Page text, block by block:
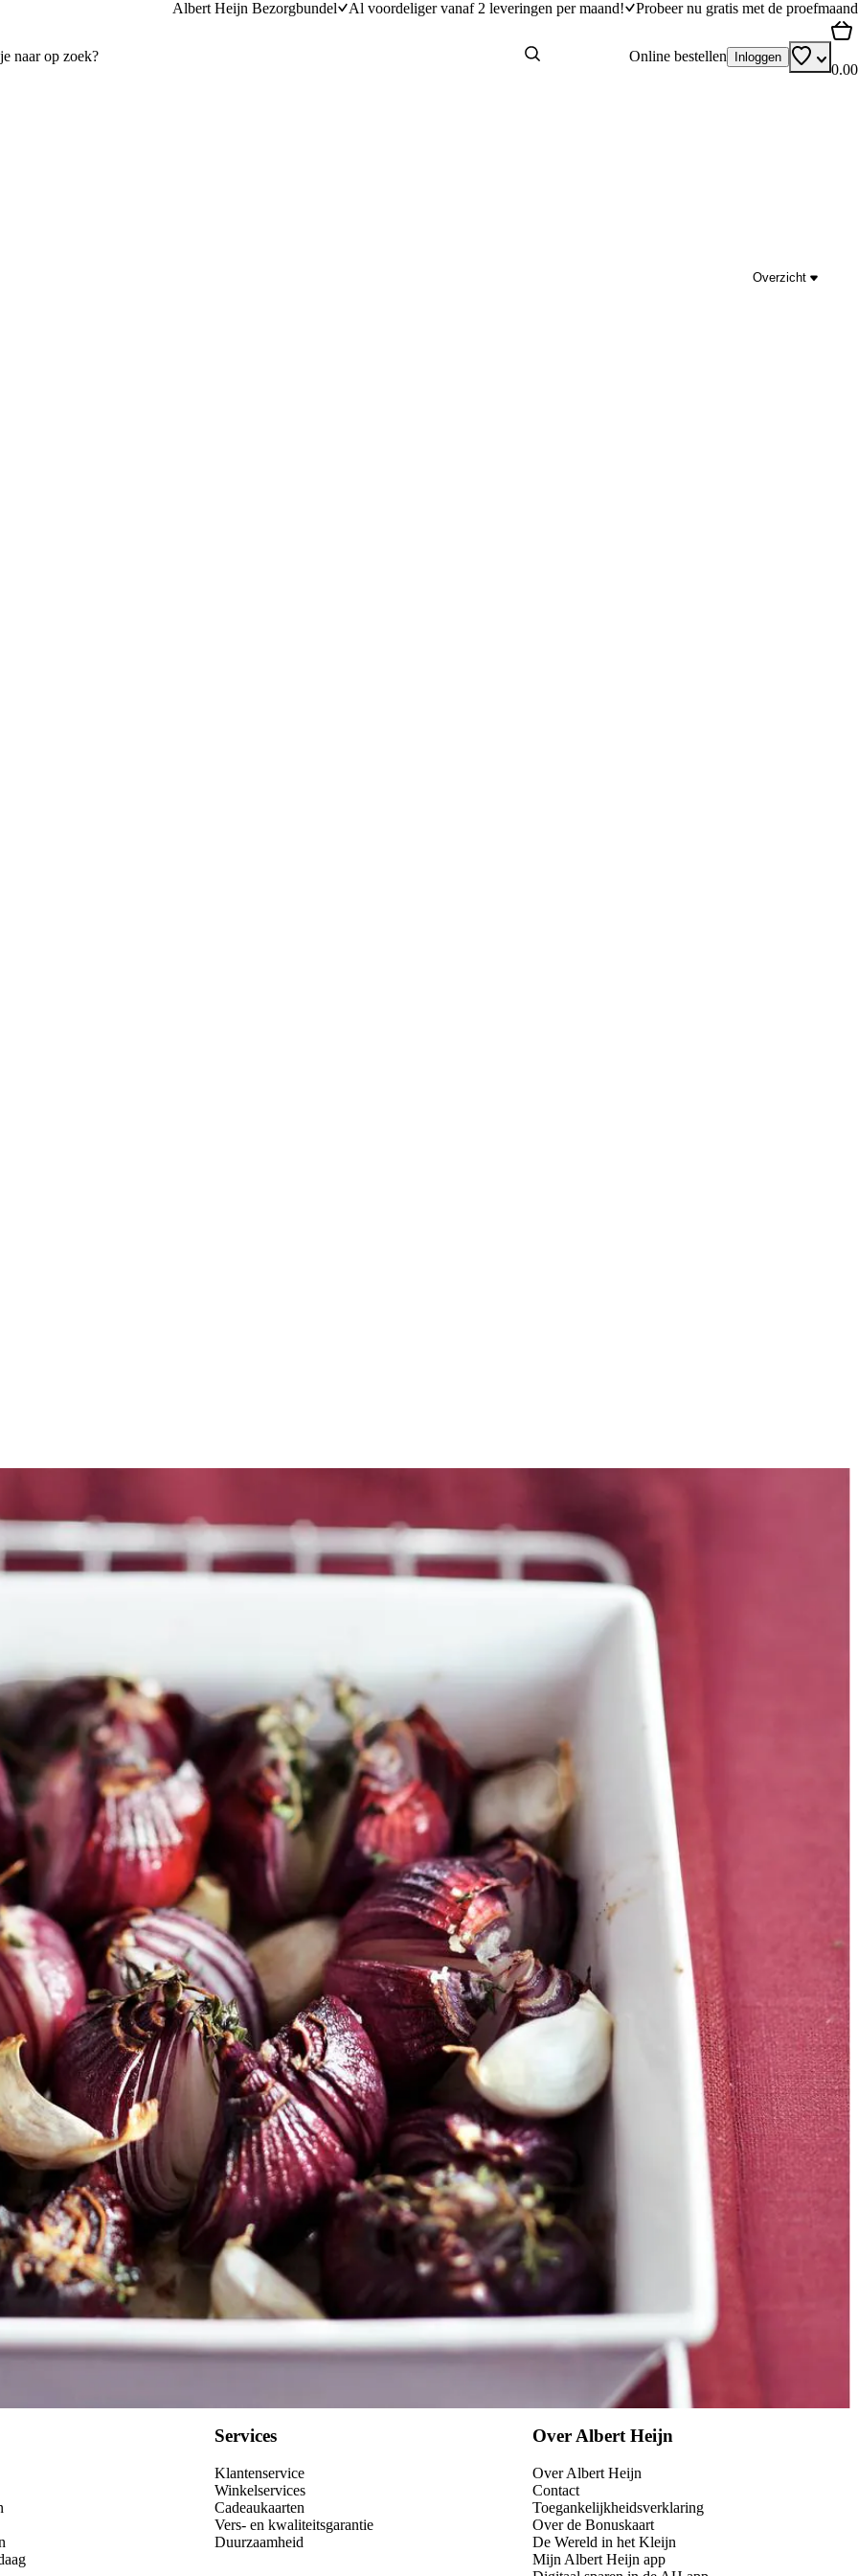
Albert Heijn Bezorgbundel Al voordeliger vanaf 2 leveringen per maand! Probeer nu gratis met de proefmaand
Online bestellen Inloggen
0.00
Overzicht
Kies producten
kerstbijgerechten
Snijd een kapje van de onderkant zodat de uien stevig staan. Snijd de bovenkant kruislings tot over de helft in. Duw de uien een beetje
ze in de opening van de uien en bestrooi met peper en zout naar smaak. Verdeel de boter erover. Leg de tenen knoflook met schil
knoflooktenen uit de schilletjes voor u ze samen met de ui opeet.
Wat vond je van dit recept?
Services
Klantenservice
Winkelservices
Cadeaukaarten
Vers- en kwaliteitsgarantie
Duurzaamheid
Over Albert Heijn
Over Albert Heijn
Contact
Toegankelijkheidsverklaring
Over de Bonuskaart
De Wereld in het Kleijn
Mijn Albert Heijn app